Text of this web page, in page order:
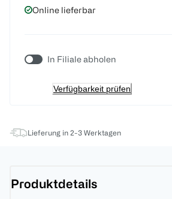
Online lieferbar
In Filiale abholen
Verfügbarkeit prüfen
Lieferung in 2-3 Werktagen
Produktdetails